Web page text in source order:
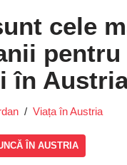
cele
pentru
în
Viața în Austria
ÎN AUSTRIA